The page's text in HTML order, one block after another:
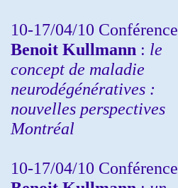
10-17/04/10 Conférence
Benoit Kullmann : le
concept de maladie
neurodégénératives :
nouvelles perspectives
Montréal
10-17/04/10 Conférence